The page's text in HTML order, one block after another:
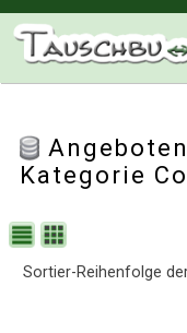
Kategorie
Sortier-Reihenfolge